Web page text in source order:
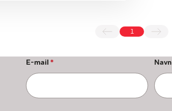
1
E-mail * Navn